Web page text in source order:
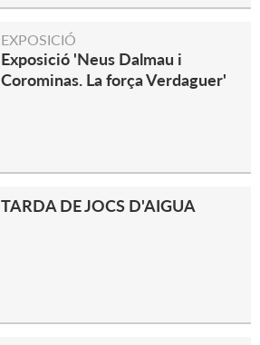
EXPOSICIÓ
Exposició 'Neus Dalmau i
Corominas. La força Verdaguer'
TARDA DE JOCS D'AIGUA